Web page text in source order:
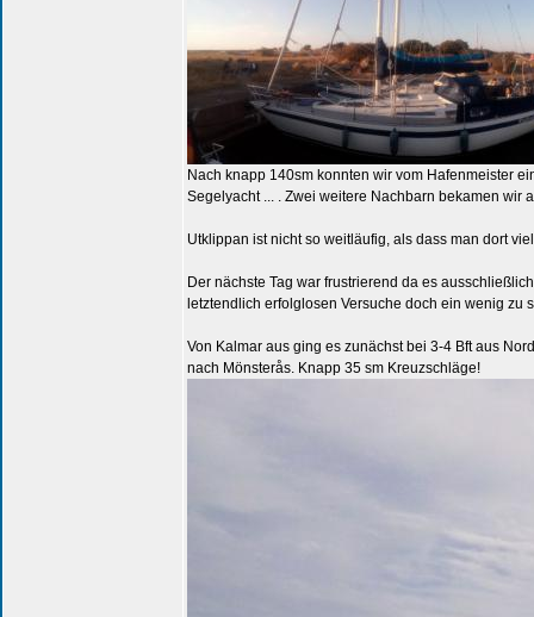
Nach knapp 140sm konnten wir vom Hafenmeister
Segelyacht ... . Zwei weitere Nachbarn bekamen wir
Utklippan ist nicht so weitläufig, als dass man dort
Der nächste Tag war frustrierend da es
letztendlich erfolglosen Versuche doch ein wenig
Von Kalmar aus ging es zunächst bei 3-4 Bft aus
nach Mönsterås. Knapp 35 sm Kreuzschläge!